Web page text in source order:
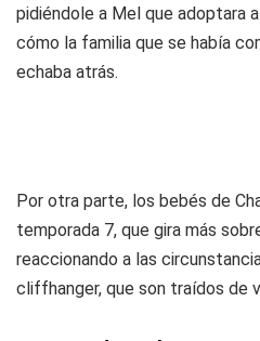
pidiéndole a Mel que adoptara
cómo la familia que se había
echaba atrás.
Por otra parte, los bebés de
temporada 7, que gira más
reaccionando a las
cliffhanger, que son traídos de